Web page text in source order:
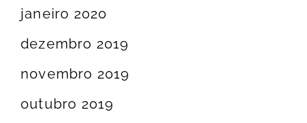
janeiro 2020
dezembro 2019
novembro 2019
outubro 2019